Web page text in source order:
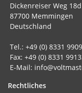
Dickenreiser Weg 18d
87700 Memmingen
Deutschland
Tel.: +49 (0) 8331
Fax: +49 (0) 8331
E-Mail:
Rechtliches